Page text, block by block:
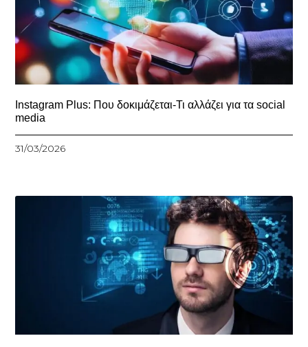
Instagram Plus: Που δοκιμάζεται-Τι αλλάζει για τα social
media
31/03/2026